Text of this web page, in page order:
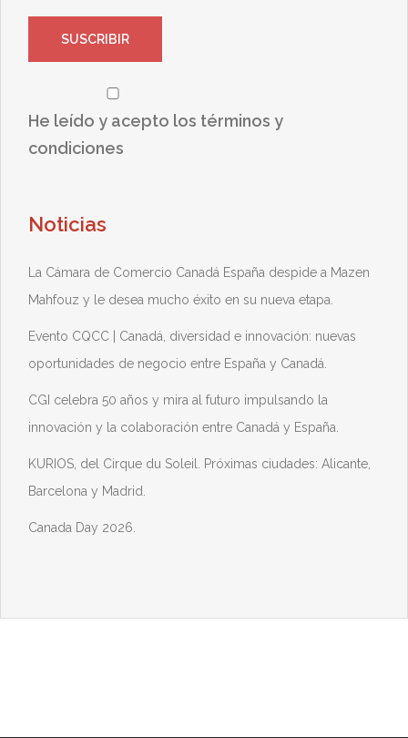
He leído y acepto los términos y
condiciones
Noticias
La Cámara de Comercio Canadá España despide a Mazen
Mahfouz y le desea mucho éxito en su nueva etapa.
Evento CQCC | Canadá, diversidad e innovación: nuevas
oportunidades de negocio entre España y Canadá.
CGI celebra 50 años y mira al futuro impulsando la
innovación y la colaboración entre Canadá y España.
KURIOS, del Cirque du Soleil. Próximas ciudades: Alicante,
Barcelona y Madrid.
Canada Day 2026.